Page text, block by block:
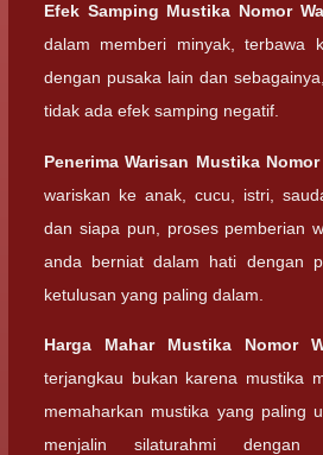
Efek Samping Mustika Nomor
dalam memberi minyak, terbawa
dengan pusaka lain dan
tidak ada efek samping negatif.
Penerima Warisan Mustika
wariskan ke anak, cucu, istri,
dan siapa pun, proses pemberian
anda berniat dalam hati dengan
ketulusan yang paling dalam.
Harga Mahar Mustika Nomor
terjangkau bukan karena mustika
memaharkan mustika yang paling
menjalin silaturahmi